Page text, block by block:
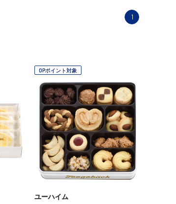
1
OPポイント対象
ユーハイム